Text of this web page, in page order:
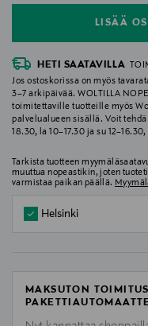
LISÄÄ
HETI SAATAVILLA
Jos ostoskorissa on myös
3–7 arkipäivää. WOLTILLA
toimitettaville tuotteille myös
palvelualueen sisällä. Voit
18.30, la 10–17.30 ja su
Tarkista tuotteen
muuttua nopeastikin, joten
varmistaa paikan päällä.
Helsinki
MAKSUTON